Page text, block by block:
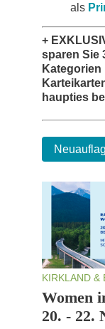
als
+
sparen Sie
haupties
KIRKLAND &
Women
20. - 22.